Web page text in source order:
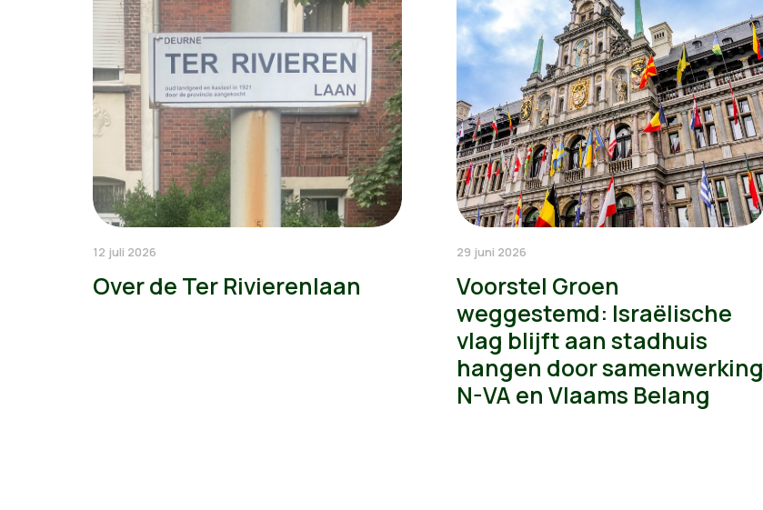
12 juli 2026
Over de Ter Rivierenlaan
29 juni 2026
Voorstel Groen
weggestemd: Israëlische
vlag blijft aan stadhuis
hangen door samenwerking
N-VA en Vlaams Belang